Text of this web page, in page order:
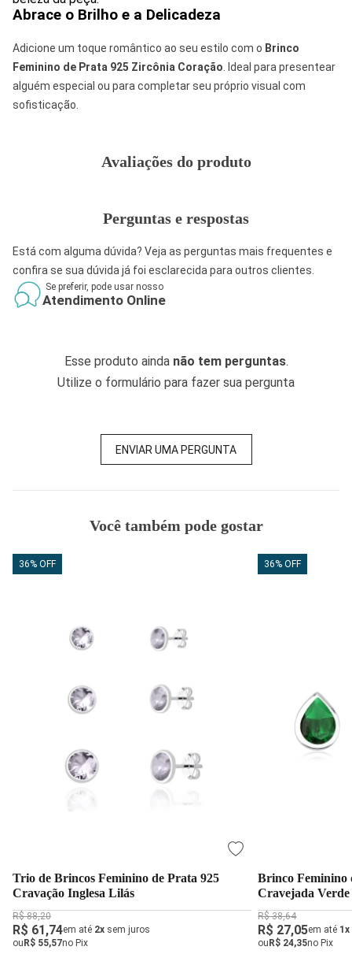
Abrace o Brilho e a Delicadeza
Adicione um toque romântico ao seu estilo com o Brinco
Feminino de Prata 925 Zircônia Coração . Ideal para presentear
alguém especial ou para completar seu próprio visual com
sofisticação.
Avaliações do produto
Perguntas e respostas
Está com alguma dúvida? Veja as perguntas mais frequentes e
confira se sua dúvida já foi esclarecida para outros clientes.
Se preferir, pode usar nosso
Atendimento Online
Esse produto ainda não tem perguntas.
Utilize o formulário para fazer sua pergunta
ENVIAR UMA PERGUNTA
Você também pode gostar
36% OFF
Trio de Brincos Feminino de Prata 925
Cravação Inglesa Lilás
R$ 88,20
R$ 61,74em até 2x sem juros
ouR$ 55,57no Pix
36% OFF
Brinco Feminino
Cravejada
R$ 38,64
R$ 27,05em até 1x
ouR$ 24,35no Pix